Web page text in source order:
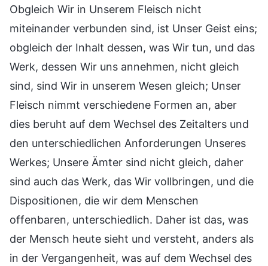
Obgleich Wir in Unserem Fleisch nicht
miteinander verbunden sind, ist Unser Geist eins;
obgleich der Inhalt dessen, was Wir tun, und das
Werk, dessen Wir uns annehmen, nicht gleich
sind, sind Wir in unserem Wesen gleich; Unser
Fleisch nimmt verschiedene Formen an, aber
dies beruht auf dem Wechsel des Zeitalters und
den unterschiedlichen Anforderungen Unseres
Werkes; Unsere Ämter sind nicht gleich, daher
sind auch das Werk, das Wir vollbringen, und die
Dispositionen, die wir dem Menschen
offenbaren, unterschiedlich. Daher ist das, was
der Mensch heute sieht und versteht, anders als
in der Vergangenheit, was auf dem Wechsel des